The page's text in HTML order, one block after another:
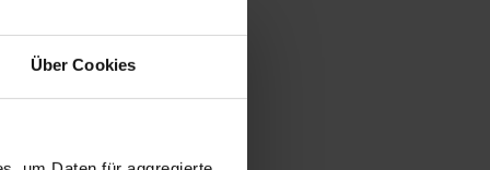
Über Cookies
ist ebenso möglich